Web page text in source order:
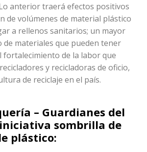
anterior traerá efectos positivos
de volúmenes de material plástico
a rellenos sanitarios; un mayor
de materiales que pueden tener
fortalecimiento de la labor que
y recicladoras de oficio,
de reciclaje en el país.
– Guardianes del
sombrilla de
plástico: